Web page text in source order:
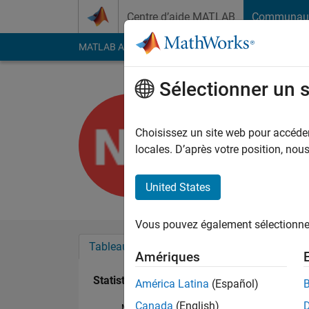
Centre d’aide MATLAB
MATLAB Answers File Exchange Cody
Last seen: environ 5
Followers:0
Tableau de bord
Statistiques
Sélectionner un
Choisissez un site web pour
locales. D’après votre position,
United States
Vous pouvez également
Amériques
América Latina (Español)
Canada (English)